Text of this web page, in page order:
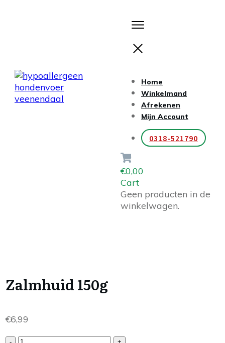
Home
Winkelmand
Afrekenen
Mijn Account
0318-521790
€0,00
Cart
Geen producten in de
winkelwagen.
Zalmhuid 150g
€6,99
Zalmhuid